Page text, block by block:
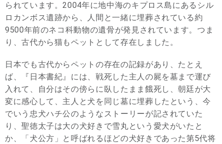
られています。2004年に地中海のキプロス島にあるシル
ロカンボス遺跡から、人間と一緒に埋葬されている約
9500年前のネコ科動物の遺骨が発見されています。つま
り、古代から猫もペットとして存在しました。
日本でも古代からペットの存在の記録があり、たとえ
ば、『日本書紀』には、戦死した主人の屍を墓まで運び
入れて、自分はその傍らに臥したまま餓死し、朝廷が大
変に感心して、主人と犬を同じ墓に埋葬したという、今
でいう忠犬ハチ公のようなストーリーが記されていた
り、聖徳太子は大の犬好きで雪丸という愛犬がいたと
か、「犬公方」と呼ばれるほどの犬好きであった第5代将